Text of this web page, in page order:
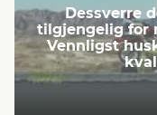
Dessverre
tilgjengelig for
Vennligst